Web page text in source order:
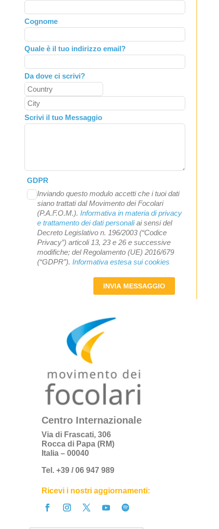
this
field
blank
Cognome
Quale è il tuo indirizzo email?
Da dove ci scrivi?
Scrivi il tuo Messaggio
GDPR
Inviando questo modulo accetti che i tuoi dati
siano trattati dal Movimento dei Focolari
(P.A.F.O.M.). Informativa in materia di privacy
e trattamento dei dati personaliai sensi del
Decreto Legislativo n. 196/2003 (“Codice
Privacy”) articoli 13, 23 e 26 e successive
modifiche; del Regolamento (UE) 2016/679
(“GDPR”). Informativa estesa sui cookies
INVIA MESSAGGIO
Centro Internazionale
Via di Frascati, 306
Rocca di Papa (RM)
Italia – 00040
Tel. +39 / 06 947 989
Ricevi i nostri aggiornamenti: